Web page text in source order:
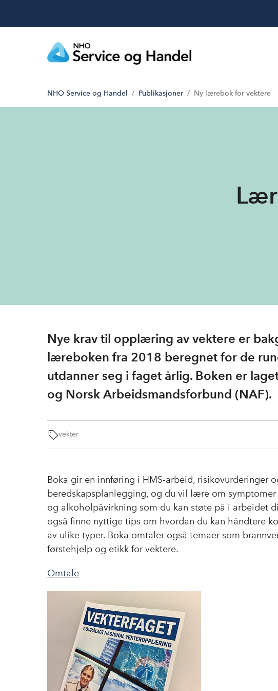
NHO Service og Handel Publikasjoner Ny lærebok for vektere
Nye krav til opplæring av vektere er
læreboken fra 2018 beregnet for de
utdanner seg i faget årlig. Boken er
og Norsk Arbeidsmandsforbund (NAF).
vekter
Boka gir en innføring i HMS-arbeid, risikovurderinger
beredskapsplanlegging, og du vil lære om symptomer
og alkoholpåvirkning som du kan støte på i arbeidet
også finne nyttige tips om hvordan du kan håndtere
av ulike typer. Boka omtaler også temaer som
førstehjelp og etikk for vektere.
Omtale